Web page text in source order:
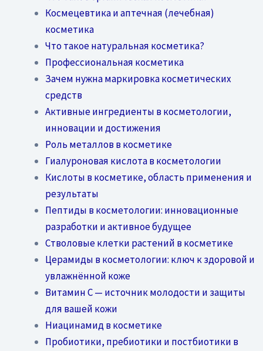
Космецевтика и аптечная (лечебная)
косметика
Что такое натуральная косметика?
Профессиональная косметика
Зачем нужна маркировка косметических
средств
Активные ингредиенты в косметологии,
инновации и достижения
Роль металлов в косметике
Гиалуроновая кислота в косметологии
Кислоты в косметике, область применения и
результаты
Пептиды в косметологии: инновационные
разработки и активное будущее
Стволовые клетки растений в косметике
Церамиды в косметологии: ключ к здоровой и
увлажнённой коже
Витамин C — источник молодости и защиты
для вашей кожи
Ниацинамид в косметике
Пробиотики, пребиотики и постбиотики в